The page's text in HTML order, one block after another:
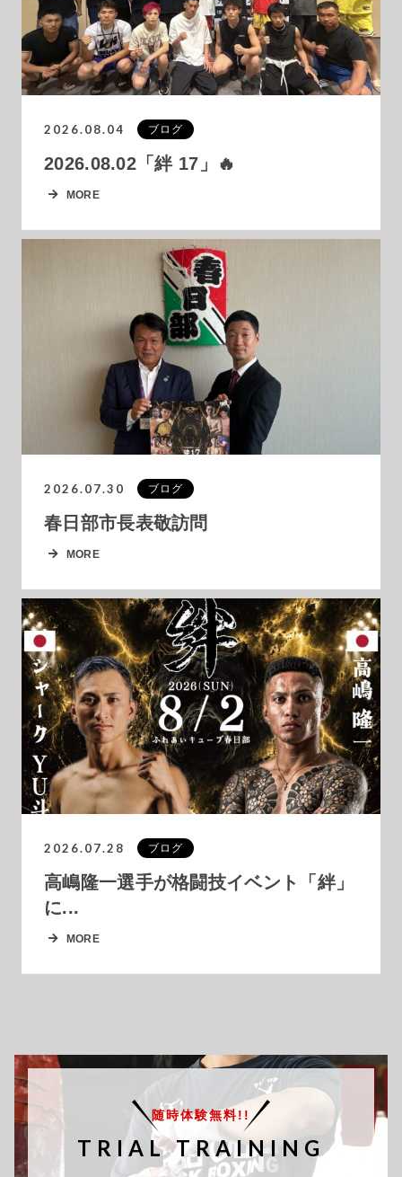
2026.08.04 ブログ
2026.08.02「絆 17」🔥
MORE
2026.07.30 ブログ
春日部市長表敬訪問
MORE
2026.07.28 ブログ
高嶋隆一選手が格闘技イベント「絆」
に...
MORE
随時体験無料!!
TRIAL TRAINING